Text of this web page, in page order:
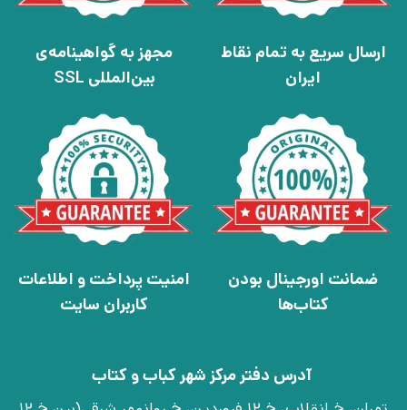
ارسال سریع به تمام نقاط
ایران
مجهز به گواهینامه‌ی
بین‌المللی SSL
ضمانت اورجینال بودن
کتاب‌ها
امنیت پرداخت و اطلاعات
کاربران سایت
آدرس دفتر مرکز شهر کباب و کتاب